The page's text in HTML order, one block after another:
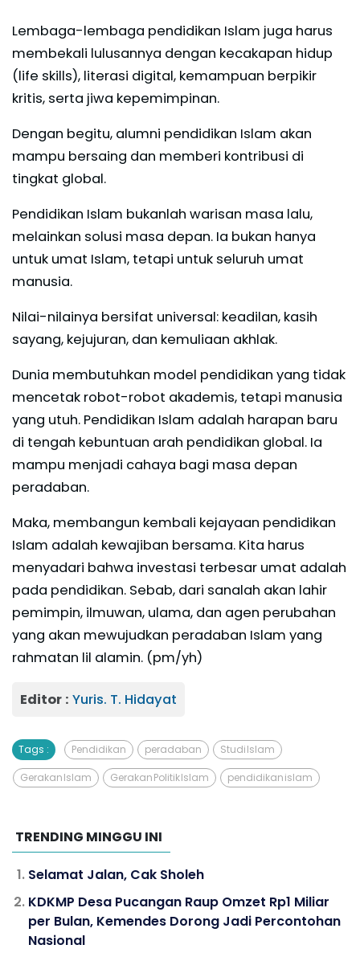
Lembaga-lembaga pendidikan Islam juga harus
membekali lulusannya dengan kecakapan hidup
(life skills), literasi digital, kemampuan berpikir
kritis, serta jiwa kepemimpinan.
Dengan begitu, alumni pendidikan Islam akan
mampu bersaing dan memberi kontribusi di
tingkat global.
Pendidikan Islam bukanlah warisan masa lalu,
melainkan solusi masa depan. Ia bukan hanya
untuk umat Islam, tetapi untuk seluruh umat
manusia.
Nilai-nilainya bersifat universal: keadilan, kasih
sayang, kejujuran, dan kemuliaan akhlak.
Dunia membutuhkan model pendidikan yang tidak
mencetak robot-robot akademis, tetapi manusia
yang utuh. Pendidikan Islam adalah harapan baru
di tengah kebuntuan arah pendidikan global. Ia
mampu menjadi cahaya bagi masa depan
peradaban.
Maka, membangun kembali kejayaan pendidikan
Islam adalah kewajiban bersama. Kita harus
menyadari bahwa investasi terbesar umat adalah
pada pendidikan. Sebab, dari sanalah akan lahir
pemimpin, ilmuwan, ulama, dan agen perubahan
yang akan mewujudkan peradaban Islam yang
rahmatan lil alamin. (pm/yh)
Editor : Yuris. T. Hidayat
Tags : Pendidikan peradaban Studi Islam
Gerakan Islam Gerakan Politik Islam pendidikan islam
TRENDING MINGGU INI
Selamat Jalan, Cak Sholeh
KDKMP Desa Pucangan Raup Omzet Rp1 Miliar
per Bulan, Kemendes Dorong Jadi Percontohan
Nasional